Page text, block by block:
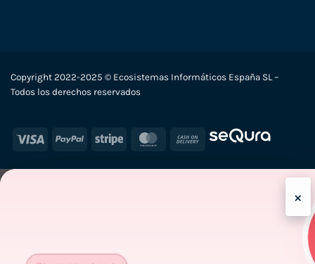
Copyright 2022-2025 © Ecosistemas Informáticos España SL –
Todos los derechos reservados
Visa PayPal Stripe MasterCard
Cash
×
-